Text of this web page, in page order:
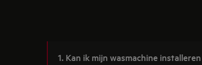
1. Kan ik mijn wasmachine